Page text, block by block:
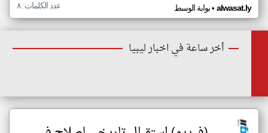
بوابة الوسط• alwasat.ly عدد الكلمات: ٨
أخر ساعة في اخبار ليبيا